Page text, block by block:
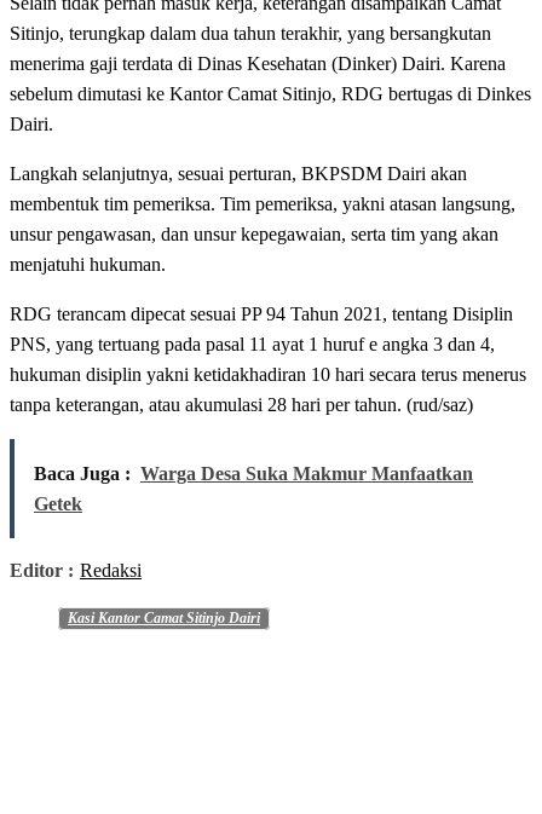
Sitinjo, terungkap dalam dua tahun terakhir, yang bersangkutan
menerima gaji terdata di Dinas Kesehatan (Dinker) Dairi. Karena
sebelum dimutasi ke Kantor Camat Sitinjo, RDG bertugas di Dinkes
Dairi.
Langkah selanjutnya, sesuai perturan, BKPSDM Dairi akan
membentuk tim pemeriksa. Tim pemeriksa, yakni atasan langsung,
unsur pengawasan, dan unsur kepegawaian, serta tim yang akan
menjatuhi hukuman.
RDG terancam dipecat sesuai PP 94 Tahun 2021, tentang Disiplin
PNS, yang tertuang pada pasal 11 ayat 1 huruf e angka 3 dan 4,
hukuman disiplin yakni ketidakhadiran 10 hari secara terus menerus
tanpa keterangan, atau akumulasi 28 hari per tahun. (rud/saz)
Baca Juga : Warga Desa Suka Makmur Manfaatkan
Getek
Editor : Redaksi
Kasi Kantor Camat Sitinjo Dairi